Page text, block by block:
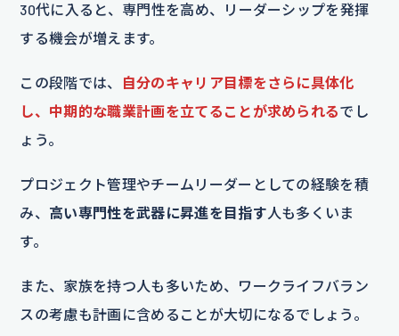
30代に入ると、専門性を高め、リーダーシップを発揮
する機会が増えます。
この段階では、
自分のキャリア目標をさらに具体化
し、中期的な職業計画を立てることが求められるでし
ょう。
プロジェクト管理やチームリーダーとしての経験を積
み、 高い専門性を武器に昇進を目指す人も多くいま
す。
また、家族を持つ人も多いため、ワークライフバラン
スの考慮も計画に含めることが大切になるでしょう。